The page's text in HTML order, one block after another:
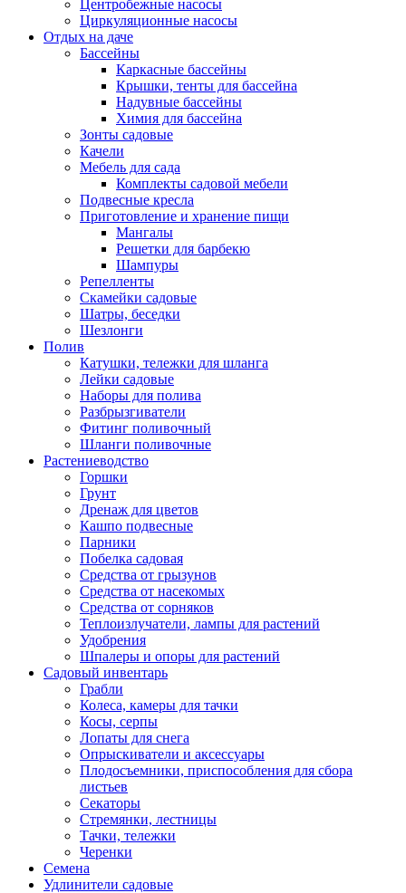
Центробежные насосы
Циркуляционные насосы
Отдых на даче
Бассейны
Каркасные бассейны
Крышки, тенты для бассейна
Надувные бассейны
Химия для бассейна
Зонты садовые
Качели
Мебель для сада
Комплекты садовой мебели
Подвесные кресла
Приготовление и хранение пищи
Мангалы
Решетки для барбекю
Шампуры
Репелленты
Скамейки садовые
Шатры, беседки
Шезлонги
Полив
Катушки, тележки для шланга
Лейки садовые
Наборы для полива
Разбрызгиватели
Фитинг поливочный
Шланги поливочные
Растениеводство
Горшки
Грунт
Дренаж для цветов
Кашпо подвесные
Парники
Побелка садовая
Средства от грызунов
Средства от насекомых
Средства от сорняков
Теплоизлучатели, лампы для растений
Удобрения
Шпалеры и опоры для растений
Садовый инвентарь
Грабли
Колеса, камеры для тачки
Косы, серпы
Лопаты для снега
Опрыскиватели и аксессуары
Плодосъемники, приспособления для сбора
листьев
Секаторы
Стремянки, лестницы
Тачки, тележки
Черенки
Семена
Удлинители садовые